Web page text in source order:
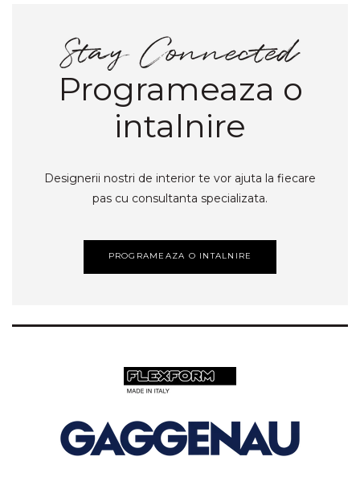
Programeaza o
intalnire
Designerii nostri de interior te vor ajuta la fiecare
pas cu consultanta specializata.
PROGRAMEAZA O INTALNIRE